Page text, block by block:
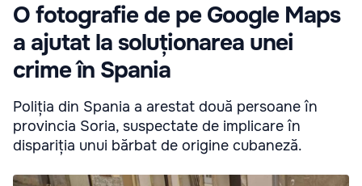
O fotografie de pe Google Maps
a ajutat la soluționarea unei
crime în Spania
Poliția din Spania a arestat două persoane în
provincia Soria, suspectate de implicare în
dispariția unui bărbat de origine cubaneză.